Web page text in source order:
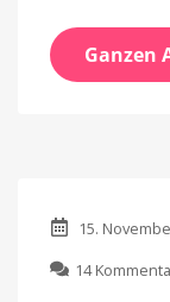
Ganzen
15.
14